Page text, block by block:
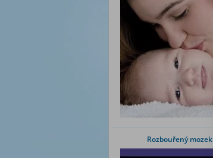
Rozbouřený mozek